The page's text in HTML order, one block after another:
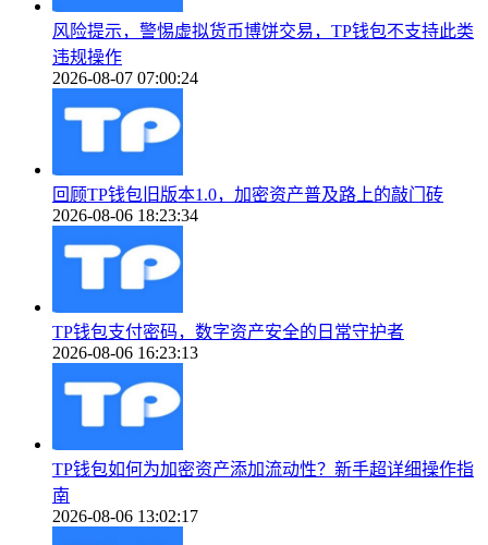
风险提示，警惕虚拟货币博饼交易，TP钱包不支持此类
违规操作
2026-08-07 07:00:24
回顾TP钱包旧版本1.0，加密资产普及路上的敲门砖
2026-08-06 18:23:34
TP钱包支付密码，数字资产安全的日常守护者
2026-08-06 16:23:13
TP钱包如何为加密资产添加流动性？新手超详细操作指
南
2026-08-06 13:02:17